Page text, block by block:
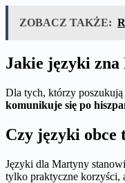
ZOBACZ TAKŻE:
Jakie języki zna
Dla tych, którzy
komunikuje się po
Czy języki obce
Języki dla Martyny
tylko praktyczne korzyści,